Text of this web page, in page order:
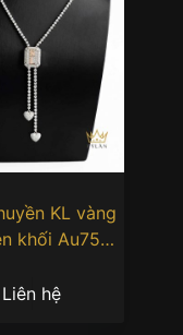
KL vàng
khối Au750
Liên hệ